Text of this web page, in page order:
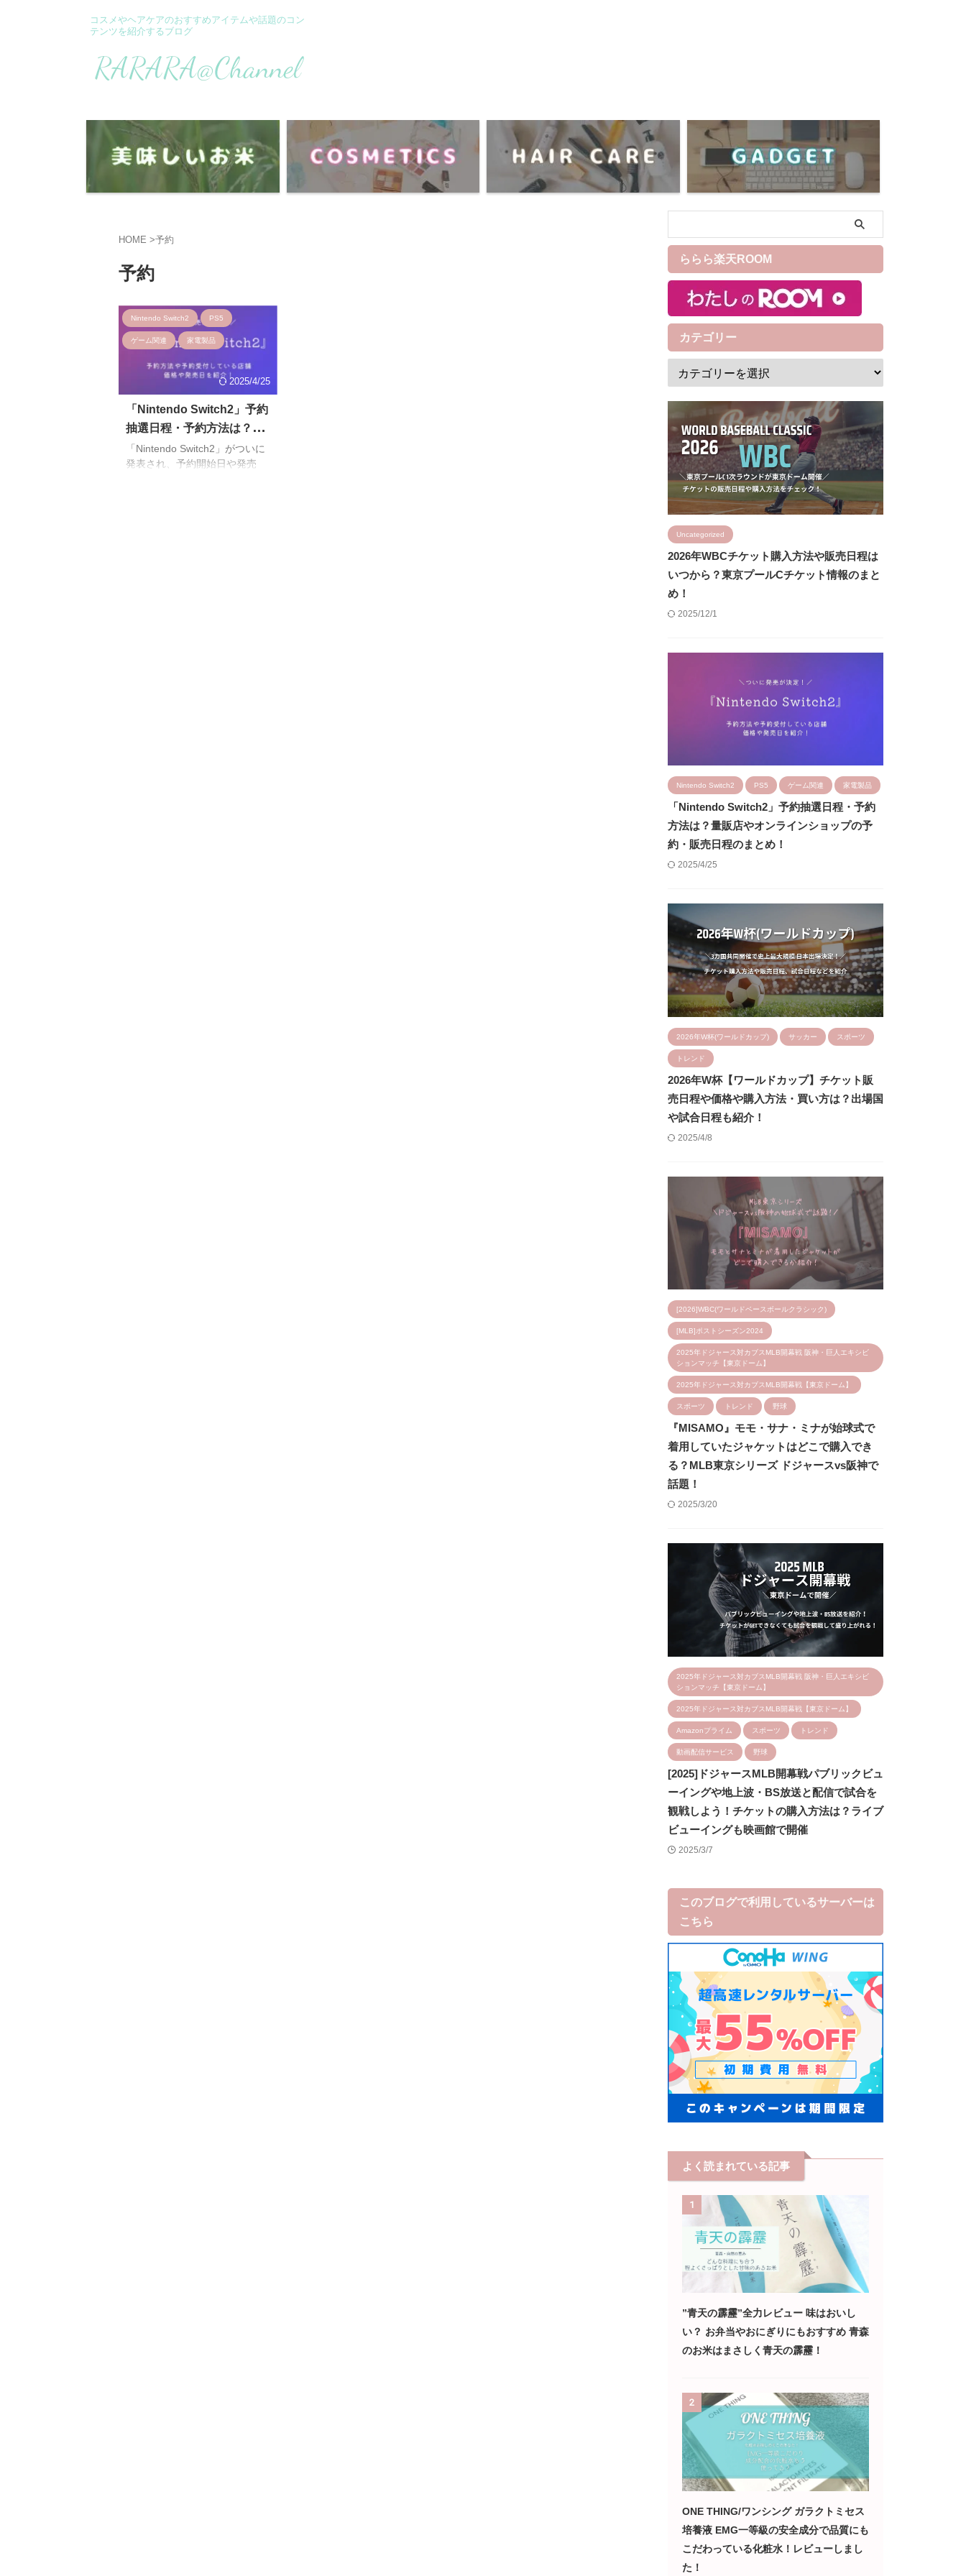
コスメやヘアケアのおすすめアイテムや話題のコン
テンツを紹介するブログ
HOME >予約
予約
Nintendo Switch2 PS5
ゲーム関連 家電製品
2025/4/25
「Nintendo Switch2」予約
抽選日程・予約方法は？量
販店やオンラインショップ
の予約・販売日程のまと
「Nintendo Switch2」がついに
発表され、予約開始日や発売
ららら楽天ROOM
カテゴリー
Uncategorized
2026年WBCチケット購入方法や販売日程は
いつから？東京プールCチケット情報のまと
め！
2025/12/1
Nintendo Switch2 PS5 ゲーム関連 家電製品
「Nintendo Switch2」予約抽選日程・予約
方法は？量販店やオンラインショップの予
約・販売日程のまとめ！
2025/4/25
2026年W杯(ワールドカップ) サッカー スポーツ
トレンド
2026年W杯【ワールドカップ】チケット販
売日程や価格や購入方法・買い方は？出場国
や試合日程も紹介！
2025/4/8
[2026]WBC(ワールドベースボールクラシック)
[MLB]ポストシーズン2024
2025年ドジャース対カブスMLB開幕戦 阪神・巨人エキシビ
ションマッチ【東京ドーム】
2025年ドジャース対カブスMLB開幕戦【東京ドーム】
スポーツ トレンド 野球
『MISAMO』モモ・サナ・ミナが始球式で
着用していたジャケットはどこで購入でき
る？MLB東京シリーズ ドジャースvs阪神で
話題！
2025/3/20
2025年ドジャース対カブスMLB開幕戦 阪神・巨人エキシビ
ションマッチ【東京ドーム】
2025年ドジャース対カブスMLB開幕戦【東京ドーム】
Amazonプライム スポーツ トレンド
動画配信サービス 野球
[2025]ドジャースMLB開幕戦パブリックビュ
ーイングや地上波・BS放送と配信で試合を
観戦しよう！チケットの購入方法は？ライブ
ビューイングも映画館で開催
2025/3/7
このブログで利用しているサーバーは
こちら
よく読まれている記事
1
”青天の霹靂”全力レビュー 味はおいし
い？ お弁当やおにぎりにもおすすめ 青森
のお米はまさしく青天の霹靂！
2
ONE THING/ワンシング ガラクトミセス
培養液 EMG一等級の安全成分で品質にも
こだわっている化粧水！レビューしまし
た！